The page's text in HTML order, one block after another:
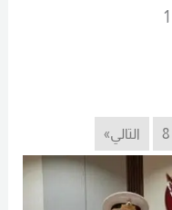
8 التالي»